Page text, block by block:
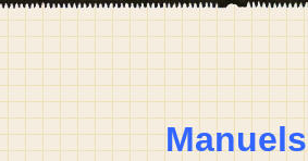
Manuels